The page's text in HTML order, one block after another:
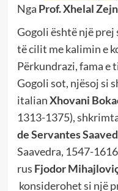
Nga Prof. Xhelal
Gogoli është një
të cilit me kalimin e
Përkundrazi, fama e
Gogoli sot, njësoj si
italianXhovani
1313-1375),
deServantes
Saavedra, 1547-
rus Fjodor
konsiderohetsi një